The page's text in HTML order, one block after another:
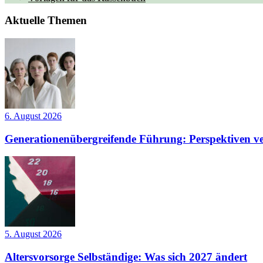
Aktuelle Themen
6. August 2026
Generationenübergreifende Führung: Perspektiven
5. August 2026
Altersvorsorge Selbständige: Was sich 2027 ändert